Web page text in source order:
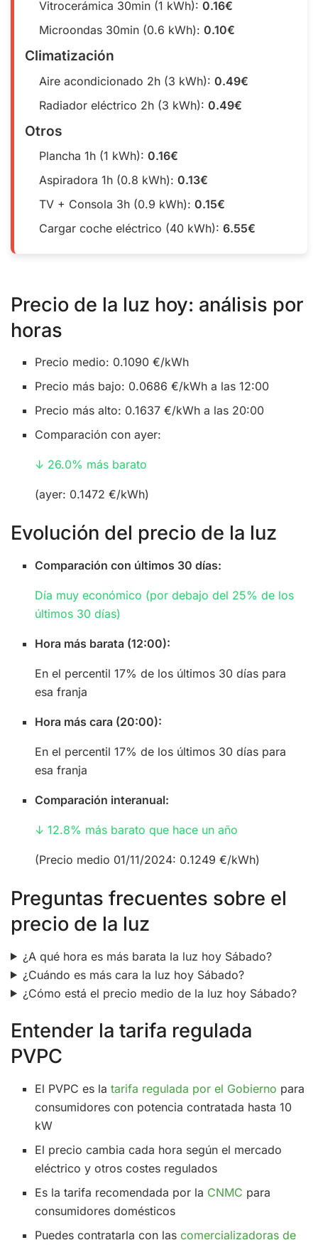
Vitrocerámica 30min (1 kWh): 0.16€
Microondas 30min (0.6 kWh): 0.10€
Climatización
Aire acondicionado 2h (3 kWh): 0.49€
Radiador eléctrico 2h (3 kWh): 0.49€
Otros
Plancha 1h (1 kWh): 0.16€
Aspiradora 1h (0.8 kWh): 0.13€
TV + Consola 3h (0.9 kWh): 0.15€
Cargar coche eléctrico (40 kWh): 6.55€
Precio de la luz hoy: análisis por
horas
Precio medio: 0.1090 €/kWh
Precio más bajo: 0.0686 €/kWh a las 12:00
Precio más alto: 0.1637 €/kWh a las 20:00
Comparación con ayer:
↓ 26.0% más barato
(ayer: 0.1472 €/kWh)
Evolución del precio de la luz
Comparación con últimos 30 días:
Día muy económico (por debajo del 25% de los
últimos 30 días)
Hora más barata (12:00):
En el percentil 17% de los últimos 30 días para
esa franja
Hora más cara (20:00):
En el percentil 17% de los últimos 30 días para
esa franja
Comparación interanual:
↓ 12.8% más barato que hace un año
(Precio medio 01/11/2024: 0.1249 €/kWh)
Preguntas frecuentes sobre el
precio de la luz
¿A qué hora es más barata la luz hoy Sábado?
¿Cuándo es más cara la luz hoy Sábado?
¿Cómo está el precio medio de la luz hoy Sábado?
Entender la tarifa regulada
PVPC
El PVPC es latarifa regulada por el Gobierno para
consumidores con potencia contratada hasta 10
kW
El precio cambia cada hora según el mercado
eléctrico y otros costes regulados
Es la tarifa recomendada por la CNMC para
consumidores domésticos
Puedes contratarla con lascomercializadoras de